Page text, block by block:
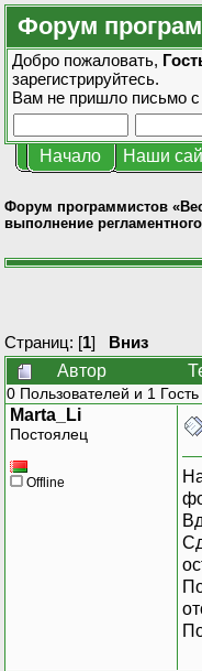
Форум
Добро пожаловать,
зарегистрируйтесь.
Вам не пришло письмо
Начало Наши
Форум программистов
выполнение
Страниц: [1] Вниз
Автор
0 Пользователей и 1 Гость
Marta_Li
Постоялец
Offline